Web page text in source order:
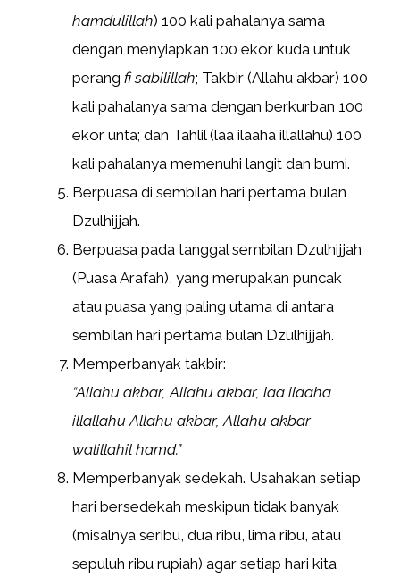
hamdulillah) 100 kali pahalanya sama
dengan menyiapkan 100 ekor kuda untuk
perang fi sabilillah; Takbir (Allahu akbar) 100
kali pahalanya sama dengan berkurban 100
ekor unta; dan Tahlil (laa ilaaha illallahu) 100
kali pahalanya memenuhi langit dan bumi.
Berpuasa di sembilan hari pertama bulan
Dzulhijjah.
Berpuasa pada tanggal sembilan Dzulhijjah
(Puasa Arafah), yang merupakan puncak
atau puasa yang paling utama di antara
sembilan hari pertama bulan Dzulhijjah.
Memperbanyak takbir:
“Allahu akbar, Allahu akbar, laa ilaaha
illallahu Allahu akbar, Allahu akbar
walillahil hamd.”
Memperbanyak sedekah. Usahakan setiap
hari bersedekah meskipun tidak banyak
(misalnya seribu, dua ribu, lima ribu, atau
sepuluh ribu rupiah) agar setiap hari kita